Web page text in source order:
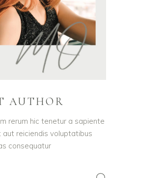
AUTHOR
rerum hic tenetur a sapiente
aut reiciendis voluptatibus
consequatur